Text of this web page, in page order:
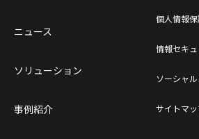
ニュース
ソリューション
事例紹介
個人情報
情報セキ
ソーシャ
サイトマ